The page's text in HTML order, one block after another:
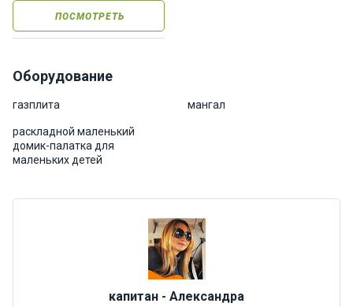
ПОСМОТРЕТЬ
Оборудование
газплита мангал
раскладной маленький
домик-палатка для
маленьких детей
капитан - Александра
е
р
О нас
Програ
ммы